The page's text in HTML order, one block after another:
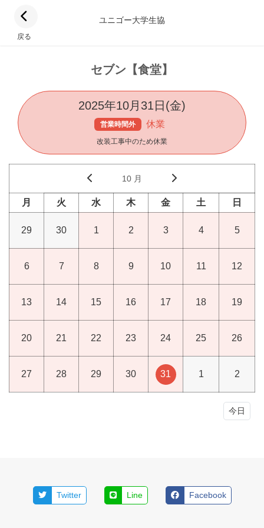
戻る
ユニゴー大学生協
セブン【食堂】
2025年10月31日(金)
営業時間外 休業
改装工事中のため休業
10 月
月 火 水 木 金 土 日
29 30 1 2 3 4 5
6 7 8 9 10 11 12
13 14 15 16 17 18 19
20 21 22 23 24 25 26
27 28 29 30 31 1 2
今日
Twitter Line Facebook